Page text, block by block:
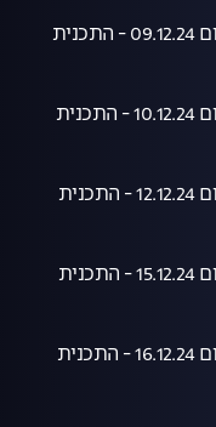
חדשות היום 09.12.24 - התכנית
חדשות היום 10.12.24 - התכנית
חדשות היום 12.12.24 - התכנית
חדשות היום 15.12.24 - התכנית
חדשות היום 16.12.24 - התכנית